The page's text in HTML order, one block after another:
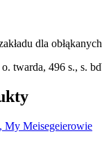
dla
twarda, 496 s., s.